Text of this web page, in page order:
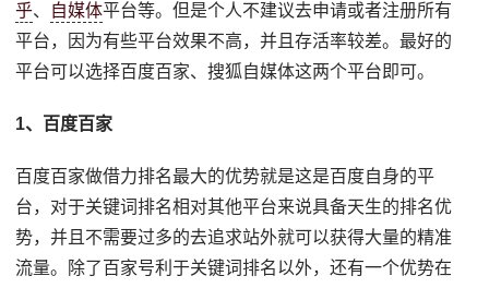
乎、 自媒体平台等。但是个人不建议去申请或者注册所有
平台，因为有些平台效果不高，并且存活率较差。最好的
平台可以选择百度百家、搜狐自媒体这两个平台即可。
1、百度百家
百度百家做借力排名最大的优势就是这是百度自身的平
台，对于关键词排名相对其他平台来说具备天生的排名优
势，并且不需要过多的去追求站外就可以获得大量的精准
流量。除了百家号利于关键词排名以外，还有一个优势在